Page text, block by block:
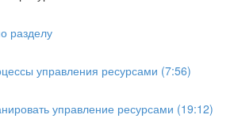
разделу
управления ресурсами (7:56)
управление ресурсами (19:12)